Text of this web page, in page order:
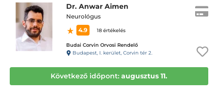
Dr. Anwar Aimen
Neurológus
4.9
18 értékelés
Budai Corvin Orvosi Rendelő
Budapest, I. kerület, Corvin tér 2.
Következő időpont: augusztus 11.